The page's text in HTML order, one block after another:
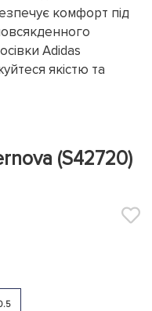
комфорт під
Adidas
якістю та
(S42720)